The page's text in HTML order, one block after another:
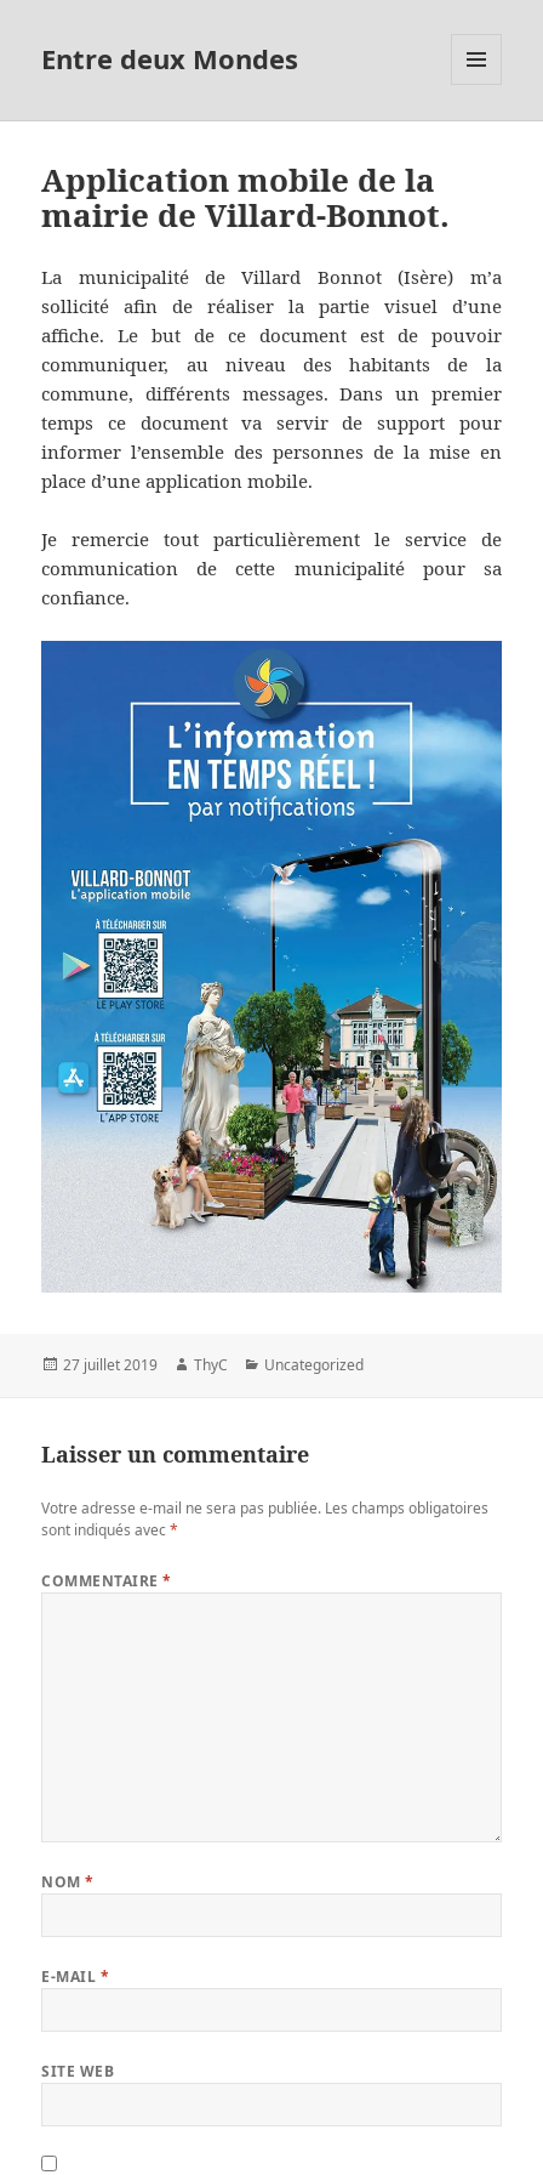
Entre deux Mondes
Application mobile de la
mairie de Villard-Bonnot.
La municipalité de Villard Bonnot (Isère) m’a
sollicité afin de réaliser la partie visuel d’une
affiche. Le but de ce document est de pouvoir
communiquer, au niveau des habitants de la
commune, différents messages. Dans un premier
temps ce document va servir de support pour
informer l’ensemble des personnes de la mise en
place d’une application mobile.
Je remercie tout particulièrement le service de
communication de cette municipalité pour sa
confiance.
Publié
27 juillet 2019 Auteur
ThyC Catégories
Uncategorized
Laisser un commentaire
Votre adresse e-mail ne sera pas publiée. Les champs obligatoires
sont indiqués avec*
COMMENTAIRE*
NOM*
E-MAIL *
SITE WEB